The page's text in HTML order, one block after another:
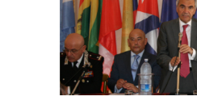
Empoderamiento
Justicia y Seguridad
EUROsociAL
EL PAcCTO